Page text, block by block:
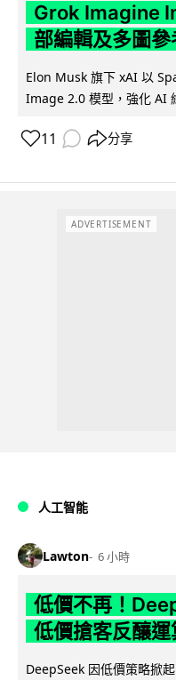
Grok Imagine
部編輯及多圖參
Elon Musk 旗下 xAI 以
Image 2.0 模型，強化 AI
11 分享
ADVERTISEMENT
人工智能
Lawton 6 小時
低價不再！
低價搶客反釀
DeepSeek 因低價策略掀